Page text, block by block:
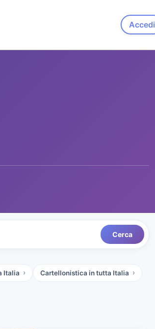
Accedi
Cerca
Italia Cartellonistica in tutta Italia